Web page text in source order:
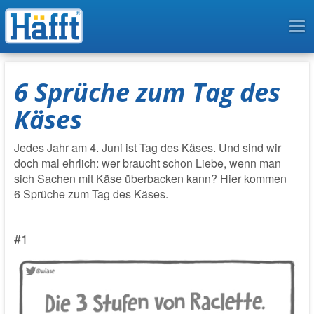
6 Sprüche zum Tag des
Käses
Jedes Jahr am 4. Juni ist Tag des Käses. Und sind wir
doch mal ehrlich: wer braucht schon Liebe, wenn man
sich Sachen mit Käse überbacken kann? Hier kommen
6 Sprüche zum Tag des Käses.
#1